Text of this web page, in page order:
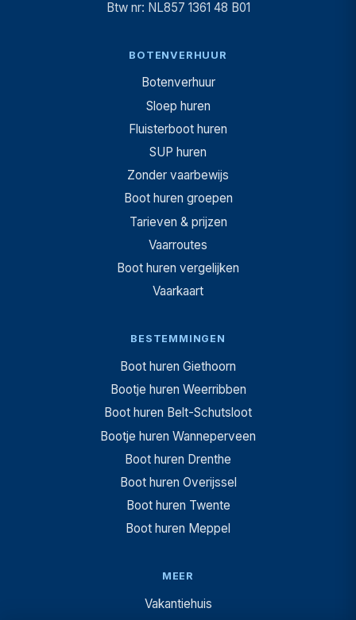
Btw nr: NL857 1361 48 B01
BOTENVERHUUR
Botenverhuur
Sloep huren
Fluisterboot huren
SUP huren
Zonder vaarbewijs
Boot huren groepen
Tarieven & prijzen
Vaarroutes
Boot huren vergelijken
Vaarkaart
BESTEMMINGEN
Boot huren Giethoorn
Bootje huren Weerribben
Boot huren Belt-Schutsloot
Bootje huren Wanneperveen
Boot huren Drenthe
Boot huren Overijssel
Boot huren Twente
Boot huren Meppel
MEER
Vakantiehuis